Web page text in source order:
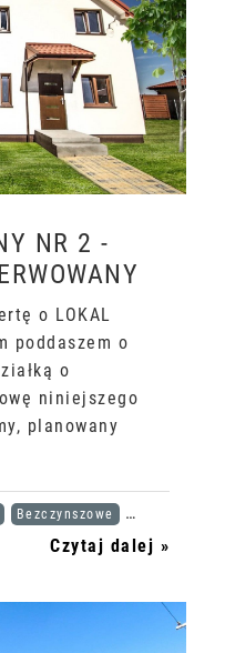
NR 2 -
o LOKAL
poddaszem o
o
niniejszego
planowany
Bezczynszowe Karta dużej
Czytaj dalej »